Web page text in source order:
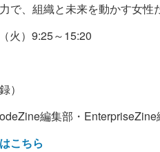
で、組織と未来を動かす女性
火）9:25～15:20
）
編集部・EnterpriseZine
こちら